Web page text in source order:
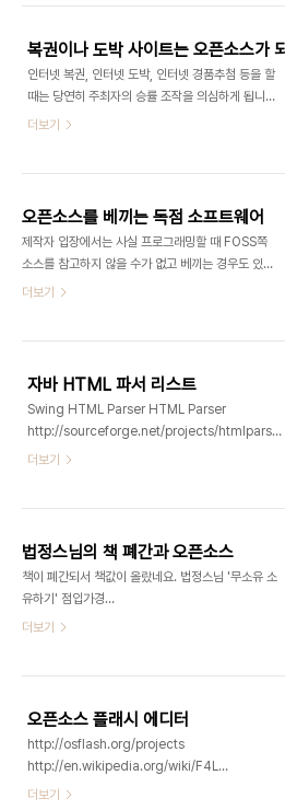
http://sourceforge.net/projects/cahoots/
http://sourceforge.net/projects/phpancake/
http://code.google.com/p/stacked/
인터넷 복권, 인터넷 도박, 인터넷 경품추첨 등을 할
때는 당연히 주최자의 승률 조작을 의심하게 됩니다.
게다가 이런 사이트는 검은돈이 오고가기 때문에 더
니라도 경매, 부동산 경매, 예술품 경매, 증권, 비상장
주식거래 등의 일반 상거래 사이트도 소스가 공개되
어있지 않으면 낙찰자, 낙찰가 조작도 이론상 벌어질
수도 있습니다. 소규모의 보안이 부실한 사이트라면
더 신뢰감이 안 갑니다. 만약 자신의 서비스는 타 회
하고 있다고 마케팅을 하면 닫힌 서비스보다 사람들
서버..
더보기
오픈소스를 베끼는 독점 소프트웨어
제작자 입장에서는 사실 프로그래밍할 때 FOSS쪽
소스를 참고하지 않을 수가 없고 베끼는 경우도 있습
니다. 도용이나 버그가 드러날까봐 소스를 공개하지
도는 검색하거나 바꿀 수 있습니다. 이게 어려우면 원
클릭으로 작동하는 소스코드 자동 분석기를 쓰면 됩
니다. 아니면 자신이 좋아하는 소스 감사 전문가나 자
동 감사 프로그램에 의뢰합니다. 중급자들은 여러 종
류의 소스버그 분석기 중에 자신에게 맞는 걸로 버퍼
일하거나 제작자에게 보고합니다.
더보기
자바 HTML 파서 리스트
Swing HTML Parser HTML Parser
http://sourceforge.net/projects/htmlparser/
CPL 1.0, LGPL Java Mozilla Html Parser
are-the-pros-and-cons-of-the-leading-
java-html-parsers XPath보다 편한 jQuery식
검색 지원 Jericho HTML Parser
http://sourceforge.net/projects/jerichohtml/
EPL, LGPL..
더보기
법정스님의 책 폐간과 오픈소스
책이 폐간되서 책값이 올랐네요. 법정스님 '무소유 소
유하기' 점입가경
http://news.naver.com/main/read.nhn?
과 되팔 수 있는 권리 소유(아톰) 3. 전자책과 되팔
수 있는 권리 소유(비트) 4. 글의 내용 소유(비트) 이
네가지의 소유가 있는데 법정 스님의 뜻에 따르자면
어떤 소유가 소유일지 궁금합니다. 넷 중 어떤 소유를
포기해야 스님의 유지에 따라 무소유가 될까요? 법정
더보기
오픈소스 플래시 에디터
http://osflash.org/projects
http://en.wikipedia.org/wiki/F4L
http://en.wikipedia.org/wiki/Adobe_Flash
더보기